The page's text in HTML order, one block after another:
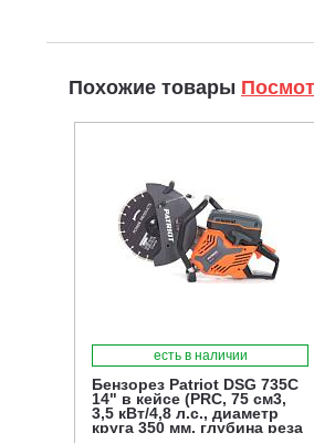
Похожие товары
есть в наличии
Бензорез Patriot DSG 735C
14" в кейсе (PRC, 75 см3,
3,5 кВт/4,8 л.с., диаметр
круга 350 мм, глубина реза